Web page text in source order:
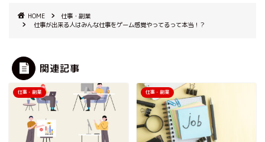
HOME
仕事・副業
仕事が出来る人はみんな仕事をゲーム感覚やってるって本当！？
関連記事
仕事・副業 仕事・副業